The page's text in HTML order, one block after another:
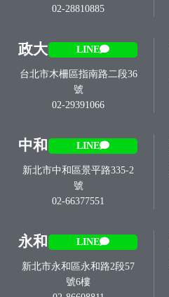
02-28810885
政大 LINE
台北市木柵區指南路二段36
號
02-29391066
中和 LINE
新北市中和區景平路335-2
號
02-66377551
永和 LINE
新北市永和區永和路2段57
號6樓